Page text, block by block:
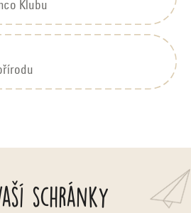
Klubu
schránky